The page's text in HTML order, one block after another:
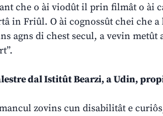
che o ài viodût il prin filmât o ài
in Friûl. O ài cognossût chei che a
agns di chest secul, a vevin metût
dal Istitût Bearzi, a Udin,
zovins cun disabilitât e